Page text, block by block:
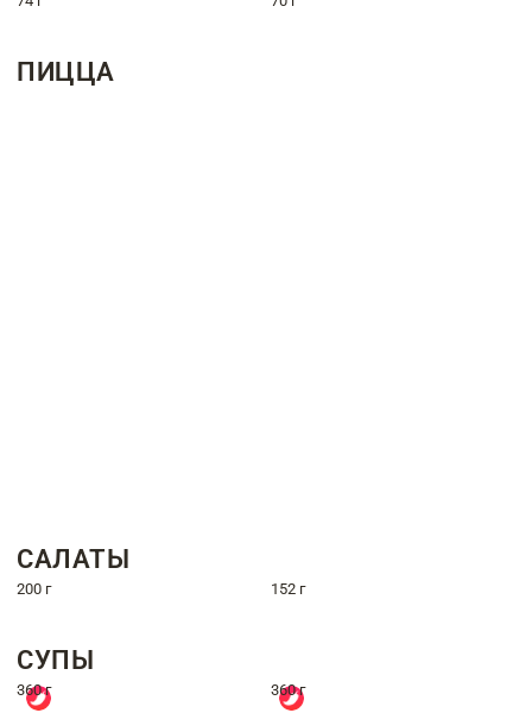
ПИЦЦА
САЛАТЫ
200 г 152 г
СУПЫ
360 г 360 г